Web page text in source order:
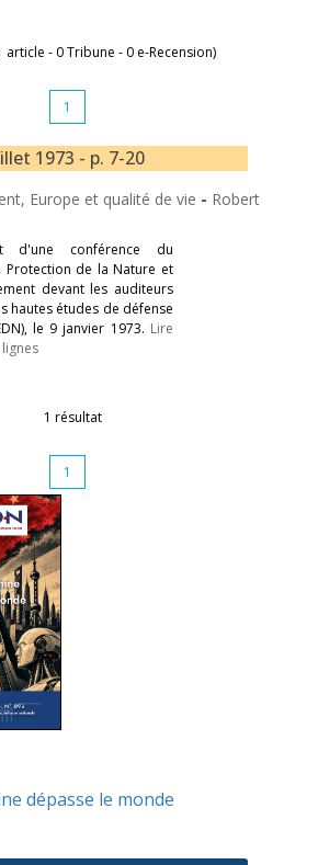
article - 0 Tribune - 0 e-Recension)
1
1973 - p. 7-20
Europe et qualité de vie - Robert
d'une conférence du
Protection de la Nature et
devant les auditeurs
hautes études de défense
le 9 janvier 1973. Lire
1 résultat
1
dépasse le monde